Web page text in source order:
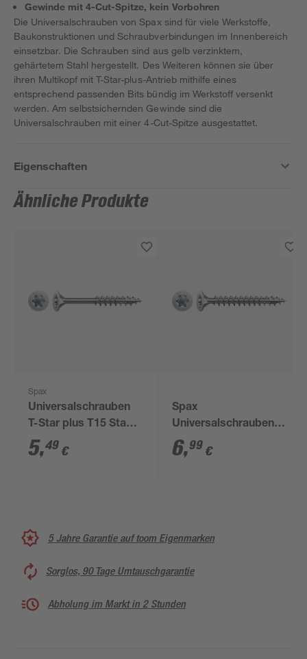
Gewinde mit 4-Cut-Spitze, kein Vorbohren
Die Universalschrauben von Spax sind für viele Werkstoffe,
Baukonstruktionen und Schraubverbindungen im Innenbereich
einsetzbar. Die Schrauben sind aus gelb verzinktem,
gehärtetem Stahl hergestellt. Des Weiteren können sie über
ihren Multikopf mit T-Star-plus-Antrieb mithilfe eines
entsprechend passenden Bits bündig im Werkstoff versenkt
werden. Am selbstsichernden Gewinde sind die
Universalschrauben mit einer 4-Cut-Spitze ausgestattet.
Eigenschaften
Ähnliche Produkte
Spax
Universalschrauben
T-Star plus T15 Stahl
3,5 x 45 mm 50 Stück
5,49 €
Spax
Universalschrauben
T-Star plus T20 Stahl
4,5 x 25 mm 75 Stück
6,99 €
5 Jahre Garantie auf toom Eigenmarken
Sorglos, 90 Tage Umtauschgarantie
Abholung im Markt in 2 Stunden